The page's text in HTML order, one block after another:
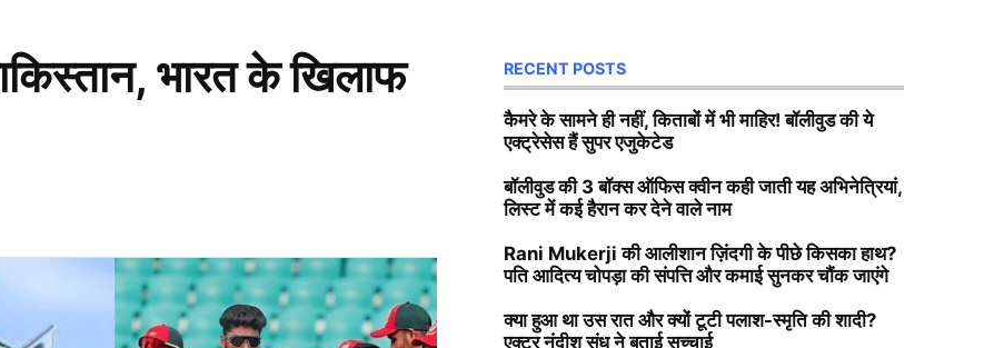
भारत के खिलाफ
RECENT POSTS
कैमरे के सामने ही नहीं, किताबों में भी माहिर! बॉलीवुड की ये
एक्ट्रेसेस हैं सुपर एजुकेटेड
बॉलीवुड की 3 बॉक्स ऑफिस क्वीन कही जाती यह अभिनेत्रियां,
लिस्ट में कई हैरान कर देने वाले नाम
Rani Mukerji की आलीशान ज़िंदगी के पीछे किसका हाथ?
पति आदित्य चोपड़ा की संपत्ति और कमाई सुनकर चौंक जाएंगे
क्या हुआ था उस रात और क्यों टूटी पलाश-स्मृति की शादी?
एक्टर नंदीश संधू ने बताई सच्चाई